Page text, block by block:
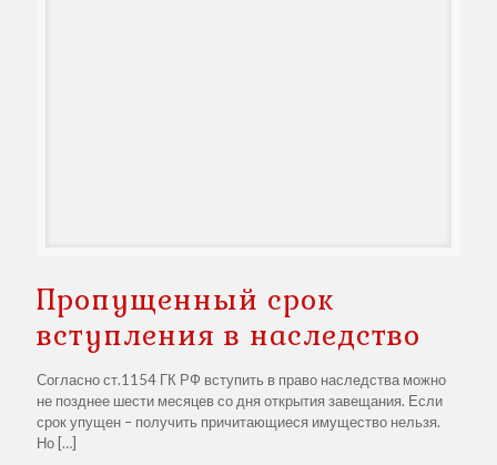
Пропущенный срок
вступления в наследство
Согласно ст.1154 ГК РФ вступить в право наследства можно
не позднее шести месяцев со дня открытия завещания. Если
срок упущен – получить причитающиеся имущество нельзя.
Но […]